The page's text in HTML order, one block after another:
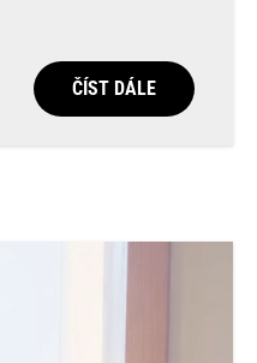
ČÍST DÁLE